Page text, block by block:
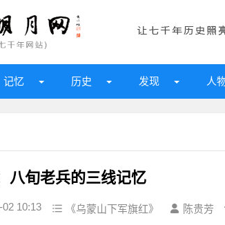
忆 历史 发现 人
八旬老兵的三线记忆
02 10:13 《乌蒙山下军旗红》 陈贵芳